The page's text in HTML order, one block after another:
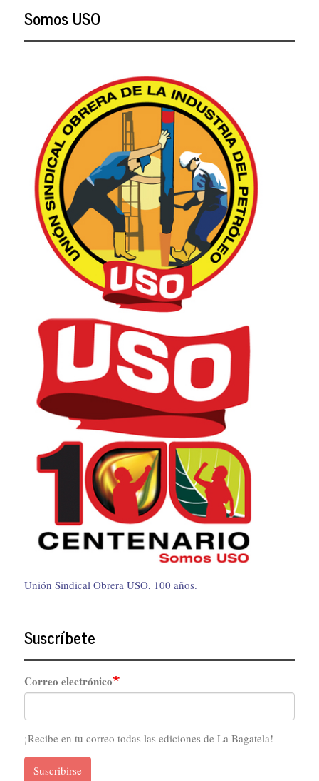
Somos USO
Unión Sindical Obrera USO, 100 años.
Suscríbete
Correo electrónico
¡Recibe en tu correo todas las ediciones de La Bagatela!
Suscribirse